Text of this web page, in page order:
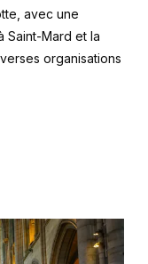
avec une
Saint-Mard et la
organisations